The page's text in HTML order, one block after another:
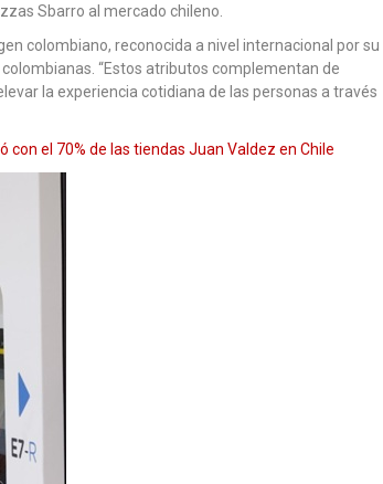
Sbarro al mercado chileno.
colombiano, reconocida a nivel internacional por su
“Estos atributos complementan de
la experiencia cotidiana de las personas a través
con el 70% de las tiendas Juan Valdez en Chile